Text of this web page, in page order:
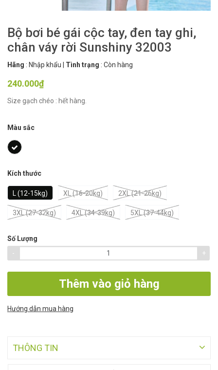
Bộ bơi bé gái cộc tay, đen tay ghi,
chân váy rời Sunshiny 32003
Hãng : Nhập khẩu Tình trạng : Còn hàng
240.000₫
Size gạch chéo : hết hàng.
Màu sắc
Kích thước
L (12-15kg) XL (16-20kg) 2XL (21-26kg)
3XL (27-32kg) 4XL (34-39kg) 5XL (37-44kg)
Số Lượng
-
+
Thêm vào giỏ hàng
Hướng dẫn mua hàng
THÔNG TIN